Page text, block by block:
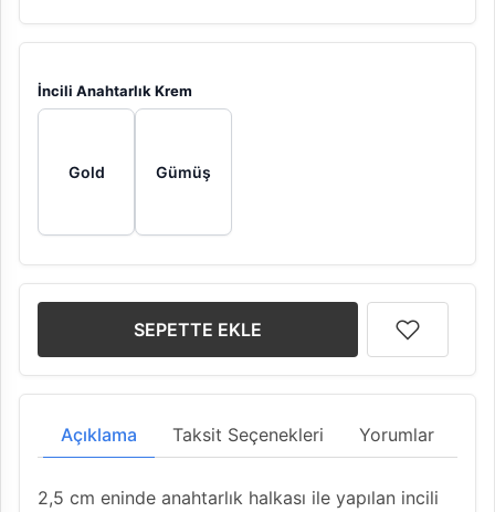
İncili Anahtarlık Krem
Gold Gümüş
SEPETTE EKLE
Açıklama Taksit Seçenekleri Yorumlar
2,5 cm eninde anahtarlık halkası ile yapılan incili